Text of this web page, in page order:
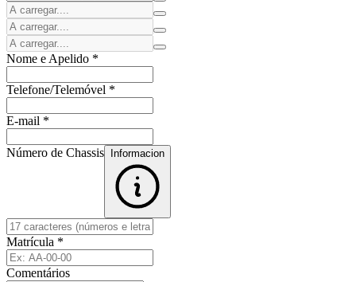
Nome e Apelido *
Telefone/Telemóvel *
E-mail *
Número de Chassis Informacion
Matrícula *
Comentários